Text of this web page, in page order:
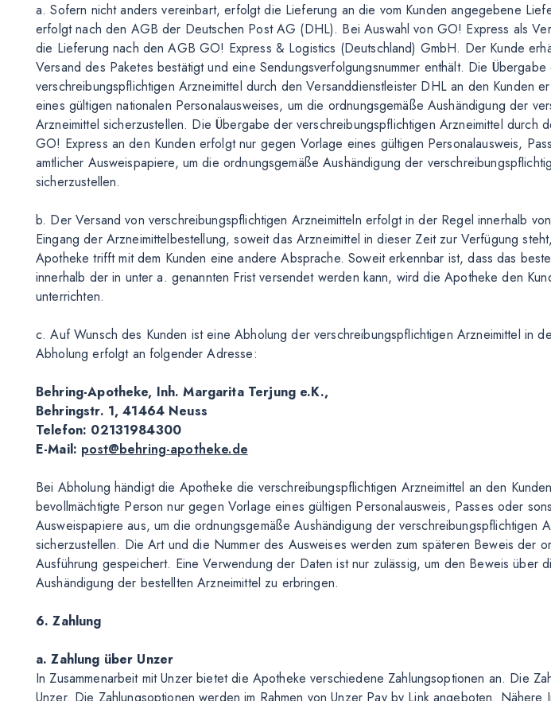
a. Sofern nicht anders vereinbart, erfolgt die Lieferung an die vom Kunden angegebene
erfolgt nach den AGB der Deutschen Post AG (DHL). Bei Auswahl von GO! Express als
die Lieferung nach den AGB GO! Express & Logistics (Deutschland) GmbH. Der Kunde
Versand des Paketes bestätigt und eine Sendungsverfolgungsnummer enthält. Die Übergabe
verschreibungspflichtigen Arzneimittel durch den Versanddienstleister DHL an den Kunden
eines gültigen nationalen Personalausweises, um die ordnungsgemäße Aushändigung der
Arzneimittel sicherzustellen. Die Übergabe der verschreibungspflichtigen Arzneimittel durch
GO! Express an den Kunden erfolgt nur gegen Vorlage eines gültigen Personalausweis,
amtlicher Ausweispapiere, um die ordnungsgemäße Aushändigung der
sicherzustellen.
b. Der Versand von verschreibungspflichtigen Arzneimitteln erfolgt in der Regel innerhalb
Eingang der Arzneimittelbestellung, soweit das Arzneimittel in dieser Zeit zur Verfügung
Apotheke trifft mit dem Kunden eine andere Absprache. Soweit erkennbar ist, dass das
innerhalb der in unter a. genannten Frist versendet werden kann, wird die Apotheke den
unterrichten.
c. Auf Wunsch des Kunden ist eine Abholung der verschreibungspflichtigen Arzneimittel in
Abholung erfolgt an folgender Adresse:
Behring-Apotheke, Inh. Margarita Terjung e.K.,
Behringstr. 1, 41464 Neuss
Telefon: 02131984300
E-Mail: post@behring-apotheke.de
Bei Abholung händigt die Apotheke die verschreibungspflichtigen Arzneimittel an den
bevollmächtigte Person nur gegen Vorlage eines gültigen Personalausweis, Passes oder
Ausweispapiere aus, um die ordnungsgemäße Aushändigung der verschreibungspflichtigen
sicherzustellen. Die Art und die Nummer des Ausweises werden zum späteren Beweis der
Ausführung gespeichert. Eine Verwendung der Daten ist nur zulässig, um den Beweis über
Aushändigung der bestellten Arzneimittel zu erbringen.
6. Zahlung
a. Zahlung über Unzer
In Zusammenarbeit mit Unzer bietet die Apotheke verschiedene Zahlungsoptionen an. Die